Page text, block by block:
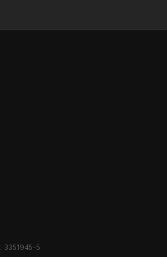
3351945-5